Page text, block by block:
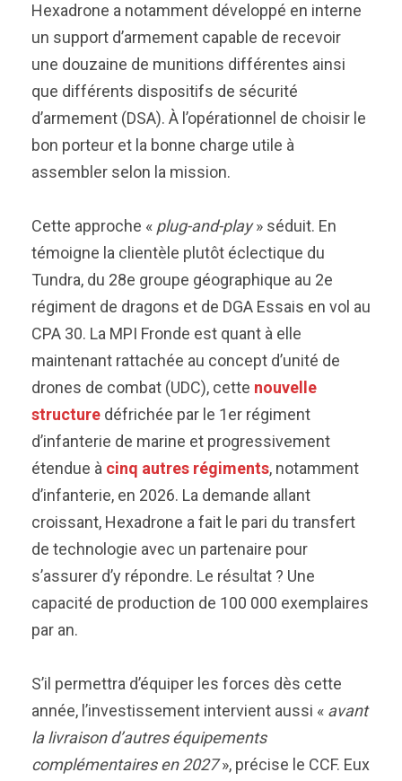
Hexadrone a notamment développé en interne
un support d’armement capable de recevoir
une douzaine de munitions différentes ainsi
que différents dispositifs de sécurité
d’armement (DSA). À l’opérationnel de choisir le
bon porteur et la bonne charge utile à
assembler selon la mission.
Cette approche « plug-and-play» séduit. En
témoigne la clientèle plutôt éclectique du
Tundra, du 28e groupe géographique au 2e
régiment de dragons et de DGA Essais en vol au
CPA 30. La MPI Fronde est quant à elle
maintenant rattachée au concept d’unité de
drones de combat (UDC), cette nouvelle
structure défrichée par le 1er régiment
d’infanterie de marine et progressivement
étendue à cinq autres régiments, notamment
d’infanterie, en 2026. La demande allant
croissant, Hexadrone a fait le pari du transfert
de technologie avec un partenaire pour
s’assurer d’y répondre. Le résultat ? Une
capacité de production de 100 000 exemplaires
par an.
S’il permettra d’équiper les forces dès cette
année, l’investissement intervient aussi « avant
la livraison d’autres équipements
complémentaires en 2027», précise le CCF. Eux